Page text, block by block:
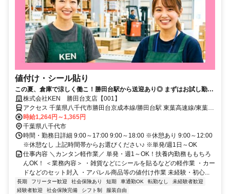
値付け・シール貼り
この夏、倉庫で涼しく働こ！勝田台駅から送迎あり◎ まずはお試し勤務
もOK◎
株式会社KEN 勝田台支店【001】
アクセス 千葉県八千代市勝田台京成本線/勝田台駅 東葉高速線/東葉勝
田台駅
時給1,264円～1,365円
千葉県八千代市
時間・勤務日詳細 9:00～17:00 9:00～18:00 ※休憩あり 9:00～12:00
※休憩なし 上記時間帯からお選びください♪ ※単発/週1日～OK
仕事内容 ＼カンタン軽作業／ 単発・週1～OK！扶養内勤務ももちろ
んOK！ ＜業務内容＞ ・雑貨などにシールを貼るなどの軽作業 ・カー
ドなどのセット封入 ・アパレル商品等の値付け作業 未経験・初心...
長期 フリーター歓迎 社会保険あり 短期 車通勤OK 転勤なし
未経験者歓迎
経験者歓迎
社会保険完備 シフト制 服装自由